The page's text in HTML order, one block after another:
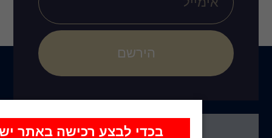
לבצע רכישה באתר יש
הירשם